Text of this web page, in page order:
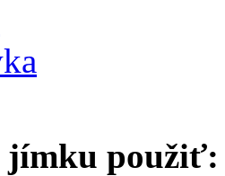
jímku použiť: